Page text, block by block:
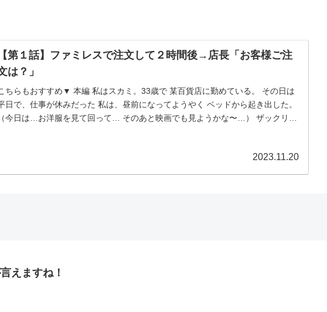
【第１話】ファミレスで注文して２時間後→店長「お客様ご注
は？」
ちらもおすすめ▼ 本編 私はスカミ。33歳で 某百貨店に勤めている。 その日は
日で、仕事が休みだった 私は、昼前になってようやく ベッドから起き出した。
（今日は…お洋服を見て回って… そのあと映画でも見ようかな〜…） ザックリと
2023.11.20
えますね！